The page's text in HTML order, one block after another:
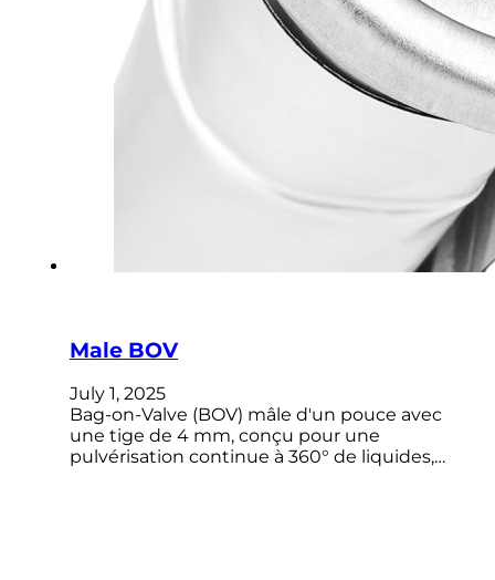
Male BOV
July 1, 2025
Bag-on-Valve (BOV) mâle d'un pouce avec
une tige de 4 mm, conçu pour une
pulvérisation continue à 360° de liquides,…